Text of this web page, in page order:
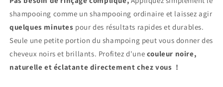
shampooing comme un shampooing ordinaire et laissez agir
quelques minutes pour des résultats rapides et durables.
Seule une petite portion du shampoing peut vous donner des
cheveux noirs et brillants. Profitez d'une couleur noire,
naturelle et éclatante directement chez vous !